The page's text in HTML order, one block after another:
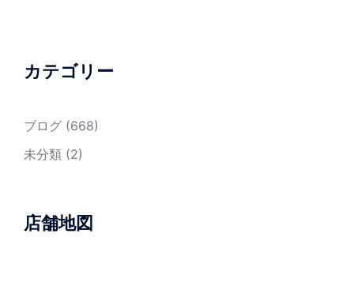
カテゴリー
ブログ (668)
未分類 (2)
店舗地図